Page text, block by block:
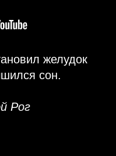
желудок
сон.
Рог